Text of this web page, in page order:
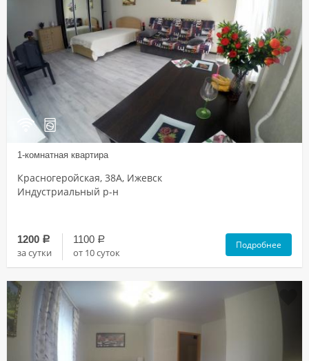
1-комнатная квартира
Красногеройская, 38А, Ижевск
Индустриальный р-н
1200 a
за сутки
1100 a
от 10 суток
Подробнее